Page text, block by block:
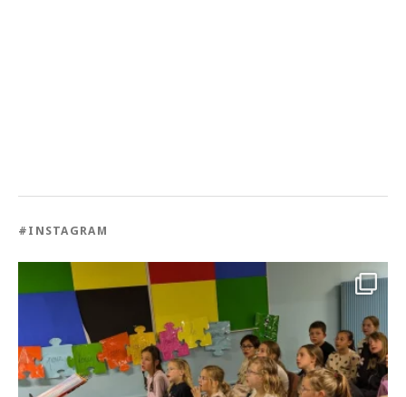
#INSTAGRAM